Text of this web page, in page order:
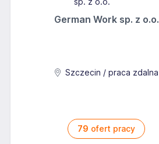
German Work sp. z o.o.
Szczecin / praca zdalna
79 ofert pracy